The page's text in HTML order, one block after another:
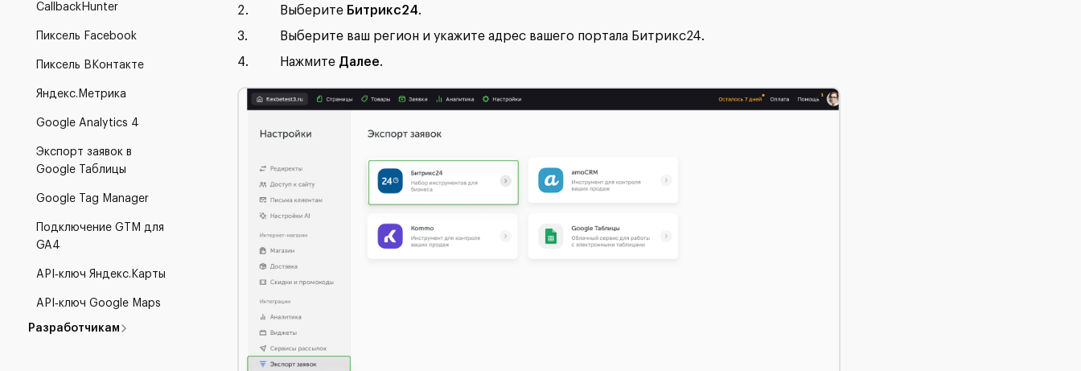
CallbackHunter
Пиксель Facebook
Пиксель ВКонтакте
Яндекс.Метрика
Google Analytics 4
Экспорт заявок в
Google Таблицы
Google Tag Manager
Подключение GTM для
GA4
API‑ключ Яндекс.Карты
API‑ключ Google Maps
Разработчикам
Выберите Битрикс24.
Выберите ваш регион и укажите адрес вашего портала Битрикс24.
Нажмите Далее.